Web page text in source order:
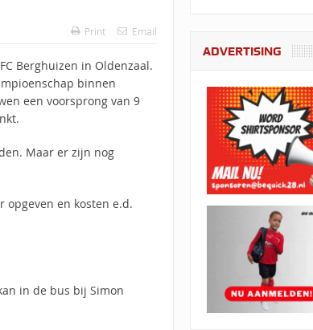
Print Email
Berghuizen in Oldenzaal.
binnen
een voorsprong van 9
Maar er zijn nog
en kosten e.d.
in de bus bij Simon
ADVERTISING